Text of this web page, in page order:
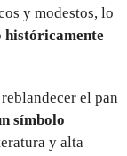
y modestos, lo
históricamente
el pan
símbolo
y alta